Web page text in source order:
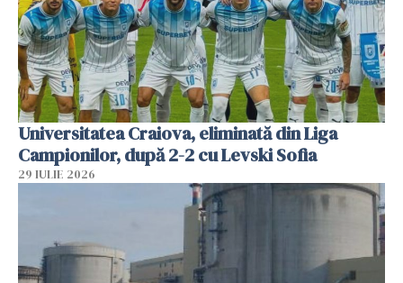
Universitatea Craiova, eliminată din Liga
Campionilor, după 2-2 cu Levski Sofia
29 IULIE 2026